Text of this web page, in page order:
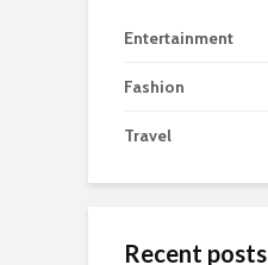
Entertainment
Fashion
Travel
Recent posts